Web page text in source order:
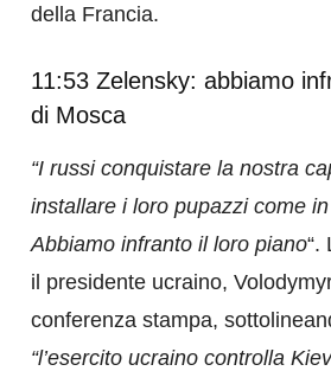
della Francia.
11:53 Zelensky: abbiamo
di Mosca
“I russi conquistare la nostra
installare i loro pupazzi come
Abbiamo infranto il loro piano“.
il presidente ucraino,
conferenza stampa,
“l’esercito ucraino controlla